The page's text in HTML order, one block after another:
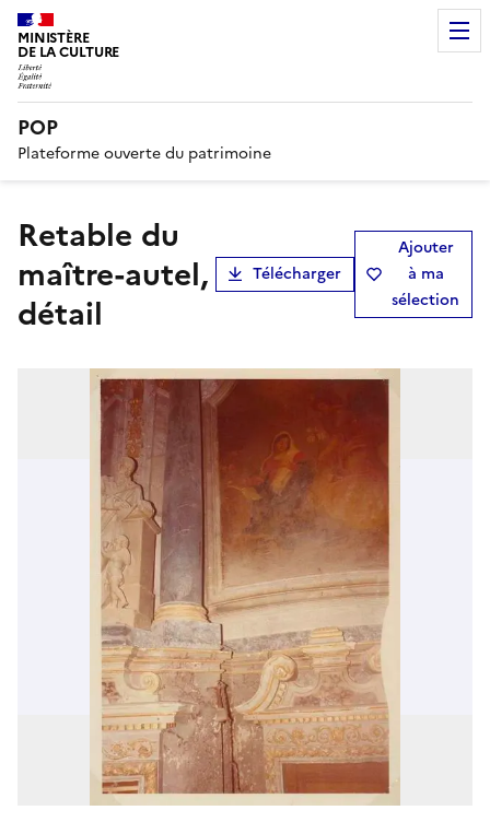
MINISTÈRE
DE LA CULTURE
POP
Plateforme ouverte du patrimoine
retable du
maître-autel,
détail
Télécharger
Ajouter
à ma
sélection